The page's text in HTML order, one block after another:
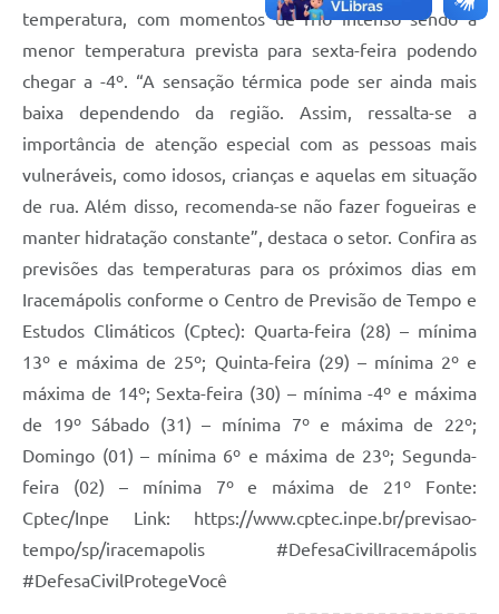
temperatura, com momentos de frio intenso sendo a
menor temperatura prevista para sexta-feira podendo
chegar a -4º. “A sensação térmica pode ser ainda mais
baixa dependendo da região. Assim, ressalta-se a
importância de atenção especial com as pessoas mais
vulneráveis, como idosos, crianças e aquelas em situação
de rua. Além disso, recomenda-se não fazer fogueiras e
manter hidratação constante”, destaca o setor. Confira as
previsões das temperaturas para os próximos dias em
Iracemápolis conforme o Centro de Previsão de Tempo e
Estudos Climáticos (Cptec): Quarta-feira (28) – mínima
13º e máxima de 25º; Quinta-feira (29) – mínima 2º e
máxima de 14º; Sexta-feira (30) – mínima -4º e máxima
de 19º Sábado (31) – mínima 7º e máxima de 22º;
Domingo (01) – mínima 6º e máxima de 23º; Segunda-
feira (02) – mínima 7º e máxima de 21º Fonte:
Cptec/Inpe Link: https://www.cptec.inpe.br/previsao-
tempo/sp/iracemapolis #DefesaCivilIracemápolis
#DefesaCivilProtegeVocê